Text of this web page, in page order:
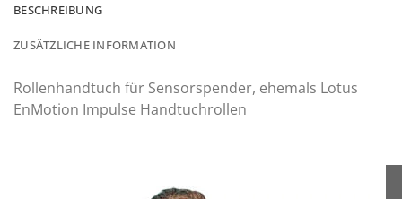
BESCHREIBUNG
ZUSÄTZLICHE INFORMATION
Rollenhandtuch für Sensorspender, ehemals Lotus
EnMotion Impulse Handtuchrollen